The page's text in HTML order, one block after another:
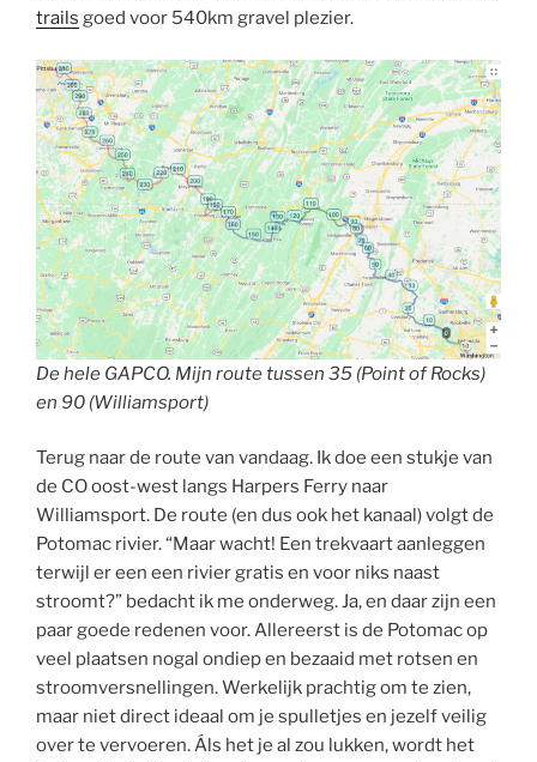
trails goed voor 540km gravel plezier.
De hele GAPCO. Mijn route tussen 35 (Point of Rocks)
en 90 (Williamsport)
Terug naar de route van vandaag. Ik doe een stukje van
de CO oost-west langs Harpers Ferry naar
Williamsport. De route (en dus ook het kanaal) volgt de
Potomac rivier. “Maar wacht! Een trekvaart aanleggen
terwijl er een een rivier gratis en voor niks naast
stroomt?” bedacht ik me onderweg. Ja, en daar zijn een
paar goede redenen voor. Allereerst is de Potomac op
veel plaatsen nogal ondiep en bezaaid met rotsen en
stroomversnellingen. Werkelijk prachtig om te zien,
maar niet direct ideaal om je spulletjes en jezelf veilig
over te vervoeren. Áls het je al zou lukken, wordt het